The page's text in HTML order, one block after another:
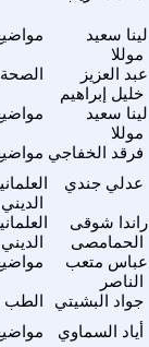
لينا سعيد
موللا
عبد العزيز
خليل إبراهيم
لينا سعيد
موللا
فرقد الخفاجي
الديني
عدلي جندي
الديني
راندا شوقى
الحمامصى
عباس متعب
الناصر
الطب جواد البشيتي
أياد السماوي